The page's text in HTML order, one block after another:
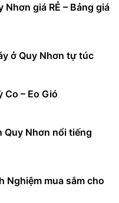
giá RẺ – Bảng giá
ở Quy Nhơn tự túc
Co – Eo Gió
Quy Nhơn nổi tiếng
Nghiệm mua sắm cho